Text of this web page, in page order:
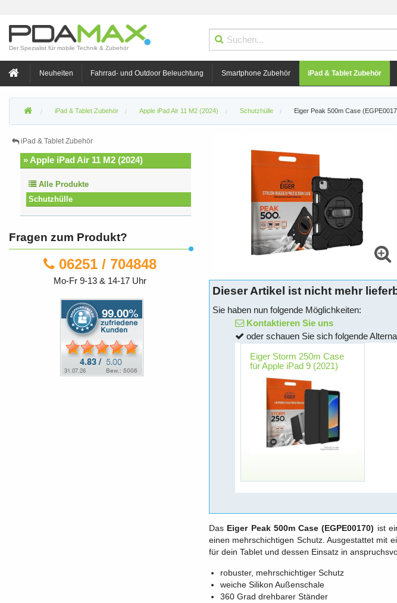
Der Spezialist für mobile Technik & Zubehör
Neuheiten Fahrrad- und Outdoor Beleuchtung Smartphone Zubehör iPad & Tablet Zubehör
iPad & Tablet Zubehör Apple iPad Air 11 M2 (2024) Schutzhülle Eiger Peak 500m Case
Dieser Artikel ist nicht mehr
Sie haben nun folgende Möglichkeiten:
Kontaktieren Sie uns
oder schauen Sie sich folgende
Eiger Storm 250m Case
für Apple iPad 9 (2021)
Das Eiger Peak 500m Case (EGPE00170) ist
einen mehrschichtigen Schutz. Ausgestattet mit
für dein Tablet und dessen Einsatz in
robuster, mehrschichtiger Schutz
weiche Silikon Außenschale
360 Grad drehbarer Ständer
iPad & Tablet Zubehör
» Apple iPad Air 11 M2 (2024)
Alle Produkte
Schutzhülle
Fragen zum Produkt?
06251 / 704848
Mo-Fr 9-13 & 14-17 Uhr